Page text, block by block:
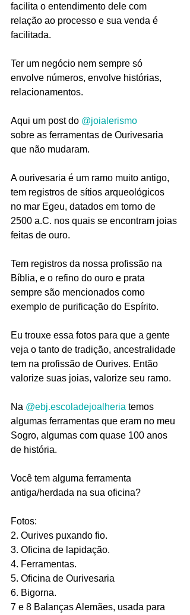
facilita o entendimento dele com
relação ao processo e sua venda é
facilitada.
Ter um negócio nem sempre só
envolve números, envolve histórias,
relacionamentos.
Aqui um post do @joialerismo
sobre as ferramentas de Ourivesaria
que não mudaram.
A ourivesaria é um ramo muito antigo,
tem registros de sítios arqueológicos
no mar Egeu, datados em torno de
2500 a.C. nos quais se encontram joias
feitas de ouro.
Tem registros da nossa profissão na
Bíblia, e o refino do ouro e prata
sempre são mencionados como
exemplo de purificação do Espírito.
Eu trouxe essa fotos para que a gente
veja o tanto de tradição, ancestralidade
tem na profissão de Ourives. Então
valorize suas joias, valorize seu ramo.
Na @ebj.escoladejoalheria temos
algumas ferramentas que eram no meu
Sogro, algumas com quase 100 anos
de história.
Você tem alguma ferramenta
antiga/herdada na sua oficina?
Fotos:
2. Ourives puxando fio.
3. Oficina de lapidação.
4. Ferramentas.
5. Oficina de Ourivesaria
6. Bigorna.
7 e 8 Balanças Alemães, usada para